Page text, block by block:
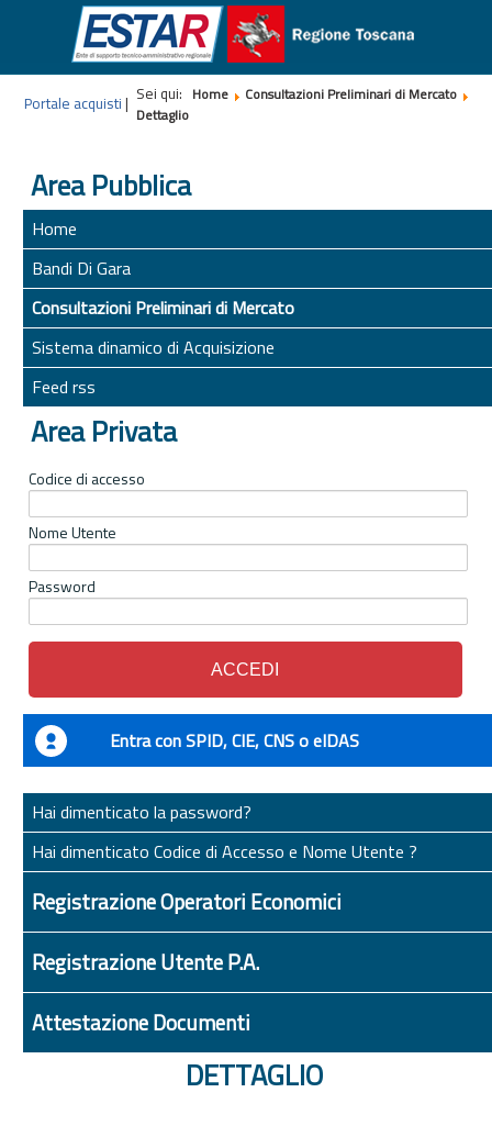
Portale acquisti | Sei qui: Home
Consultazioni Preliminari di Mercato
Dettaglio
Area Pubblica
Home
Bandi Di Gara
Consultazioni Preliminari di Mercato
Sistema dinamico di Acquisizione
Feed rss
Area Privata
Codice di accesso
Nome Utente
Password
Entra con SPID, CIE, CNS o eIDAS
Hai dimenticato la password?
Hai dimenticato Codice di Accesso e Nome Utente ?
Registrazione Operatori Economici
Registrazione Utente P.A.
Attestazione Documenti
DETTAGLIO